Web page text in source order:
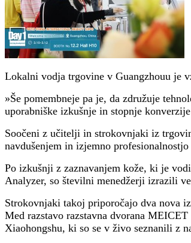
Lokalni vodja trgovine v Guangzhouu je
»Še pomembneje pa je, da združuje
uporabniške izkušnje in stopnje
Soočeni z učitelji in strokovnjaki iz
navdušenjem in izjemno
Po izkušnji z zaznavanjem kože, ki je
Analyzer, so številni menedžerji izrazili
Strokovnjaki takoj priporočajo dva nova
Med razstavo razstavna dvorana
Xiaohongshu, ki so se v živo seznanili z